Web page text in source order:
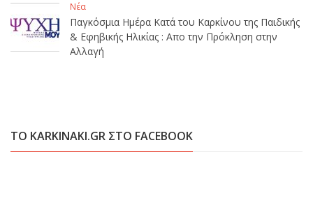
Νέα
Παγκόσμια Ημέρα Κατά του Καρκίνου της Παιδικής
& Εφηβικής Ηλικίας : Απο την Πρόκληση στην
Αλλαγή
ΤΟ KARKINAKI.GR ΣΤΟ FACEBOOK